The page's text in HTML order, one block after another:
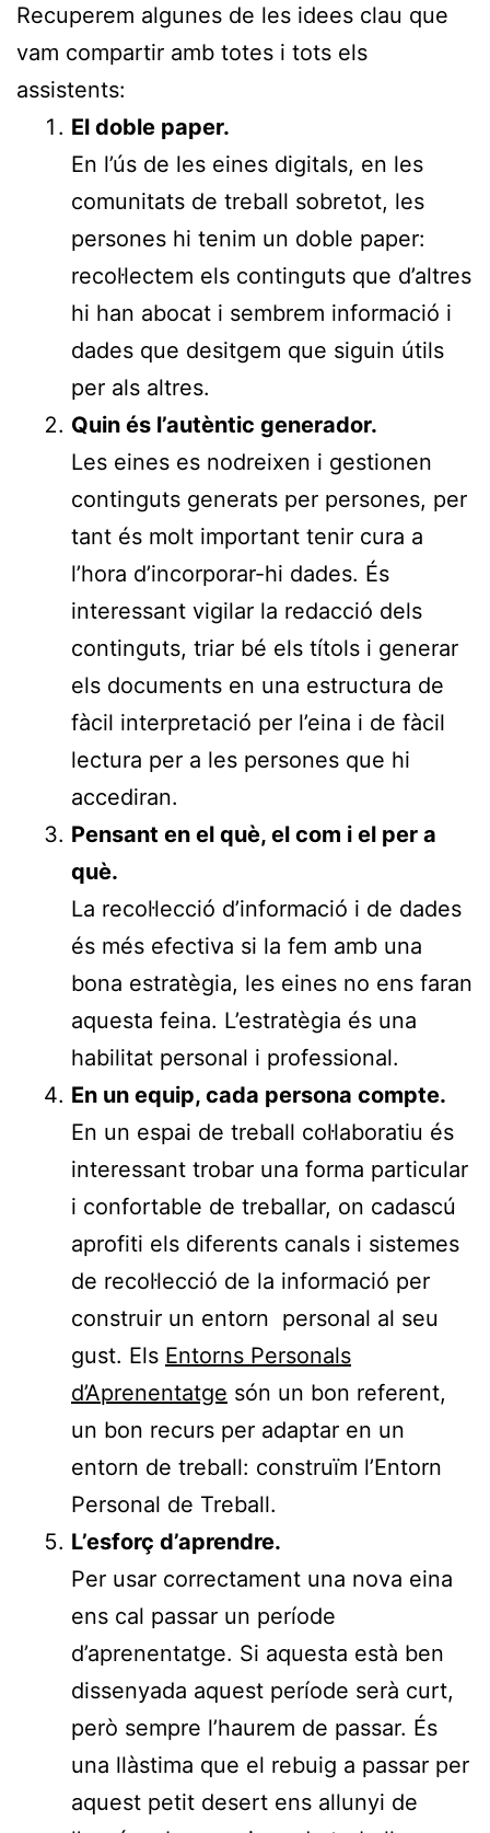
Recuperem algunes de les idees clau que
vam compartir amb totes i tots els
assistents:
El doble paper.
En l’ús de les eines digitals, en les
comunitats de treball sobretot, les
persones hi tenim un doble paper:
recol·lectem els continguts que d’altres
hi han abocat i sembrem informació i
dades que desitgem que siguin útils
per als altres.
Quin és l’autèntic generador.
Les eines es nodreixen i gestionen
continguts generats per persones, per
tant és molt important tenir cura a
l’hora d’incorporar-hi dades. És
interessant vigilar la redacció dels
continguts, triar bé els títols i generar
els documents en una estructura de
fàcil interpretació per l’eina i de fàcil
lectura per a les persones que hi
accediran.
Pensant en el què, el com i el per a
què.
La recol·lecció d’informació i de dades
és més efectiva si la fem amb una
bona estratègia, les eines no ens faran
aquesta feina. L’estratègia és una
habilitat personal i professional.
En un equip, cada persona compte.
En un espai de treball col·laboratiu és
interessant trobar una forma particular
i confortable de treballar, on cadascú
aprofiti els diferents canals i sistemes
de recol·lecció de la informació per
construir un entorn personal al seu
gust. Els Entorns Personals
d’Aprenentatge són un bon referent,
un bon recurs per adaptar en un
entorn de treball: construïm l’Entorn
Personal de Treball.
L’esforç d’aprendre.
Per usar correctament una nova eina
ens cal passar un període
d’aprenentatge. Si aquesta està ben
dissenyada aquest període serà curt,
però sempre l’haurem de passar. És
una llàstima que el rebuig a passar per
aquest petit desert ens allunyi de